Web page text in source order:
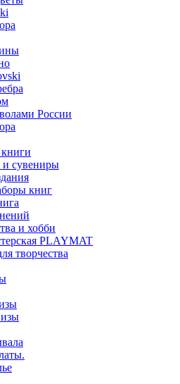
России
сувениры
книг
и хобби
PLAYMAT
творчества